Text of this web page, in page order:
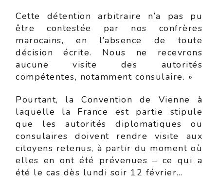
Cette détention arbitraire n’a pas pu
être contestée par nos confrères
marocains, en l’absence de toute
décision écrite. Nous ne recevrons
aucune visite des autorités
compétentes, notamment consulaire. »
Pourtant, la Convention de Vienne à
laquelle la France est partie stipule
que les autorités diplomatiques ou
consulaires doivent rendre visite aux
citoyens retenus, à partir du moment où
elles en ont été prévenues – ce qui a
été le cas dès lundi soir 12 février…